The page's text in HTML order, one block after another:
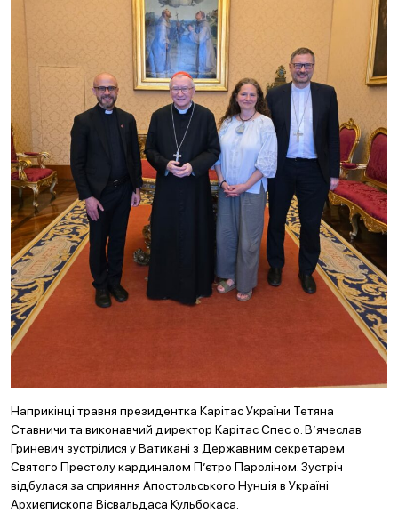
Наприкінці травня президентка Карітас України Тетяна
Ставничи та виконавчий директор Карітас Спес о. В’ячеслав
Гриневич зустрілися у Ватикані з Державним секретарем
Святого Престолу кардиналом П’єтро Пароліном. Зустріч
відбулася за сприяння Апостольського Нунція в Україні
Архиєпископа Вісвальдаса Кульбокаса.